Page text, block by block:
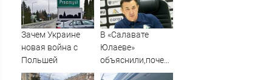
интернет-кабель
Омске,
пострадали 8
человек - Новости
на Вести.ru
Зачем Украине
новая война с
Польшей
В «Салавате
Юлаеве»
объяснили,почему
не стали активно